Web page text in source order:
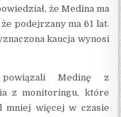
że Medina ma
podejrzany ma 61 lat.
kaucja wynosi
Medinę z
z monitoringu, które
mniej więcej w czasie